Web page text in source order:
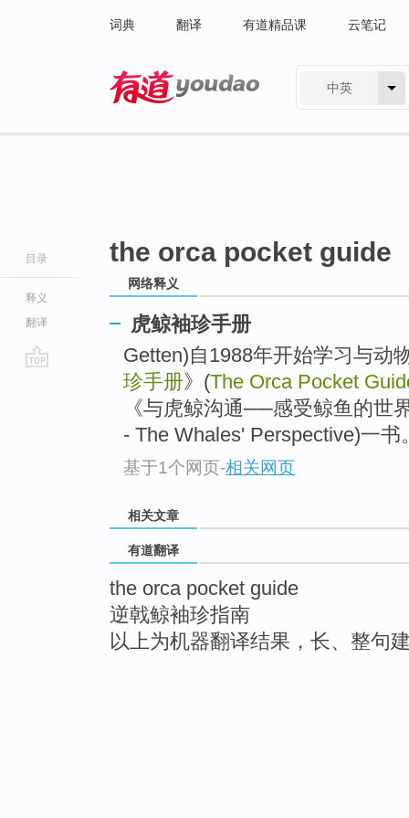
词典 翻译 有道精品课 云笔记
中英
目录
释义
翻译
the orca pocket guide
网络释义
虎鲸袖珍手册
Getten)自1988年开始学习与动
珍手册》(The Orca Pocket
《与虎鲸沟通──感受鲸鱼的世
- The Whales' Perspective)一书
基于1个网页-相关网页
相关文章
有道翻译
the orca pocket guide
逆戟鲸袖珍指南
以上为机器翻译结果，长、整句